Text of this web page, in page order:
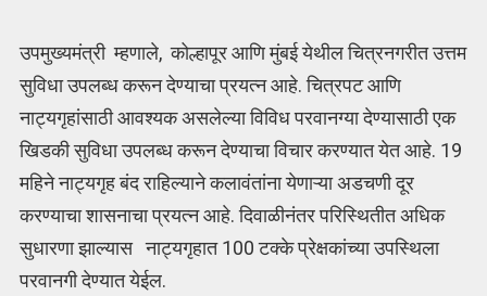
उपमुख्यमंत्री म्हणाले, कोल्हापूर आणि मुंबई येथील चित्रनगरीत उत्तम
सुविधा उपलब्ध करून देण्याचा प्रयत्न आहे. चित्रपट आणि
नाट्यगृहांसाठी आवश्यक असलेल्या विविध परवानग्या देण्यासाठी एक
खिडकी सुविधा उपलब्ध करून देण्याचा विचार करण्यात येत आहे. 19
महिने नाट्यगृह बंद राहिल्याने कलावंतांना येणाऱ्या अडचणी दूर
करण्याचा शासनाचा प्रयत्न आहे. दिवाळीनंतर परिस्थितीत अधिक
सुधारणा झाल्यास नाट्यगृहात 100 टक्के प्रेक्षकांच्या उपस्थिला
परवानगी देण्यात येईल.